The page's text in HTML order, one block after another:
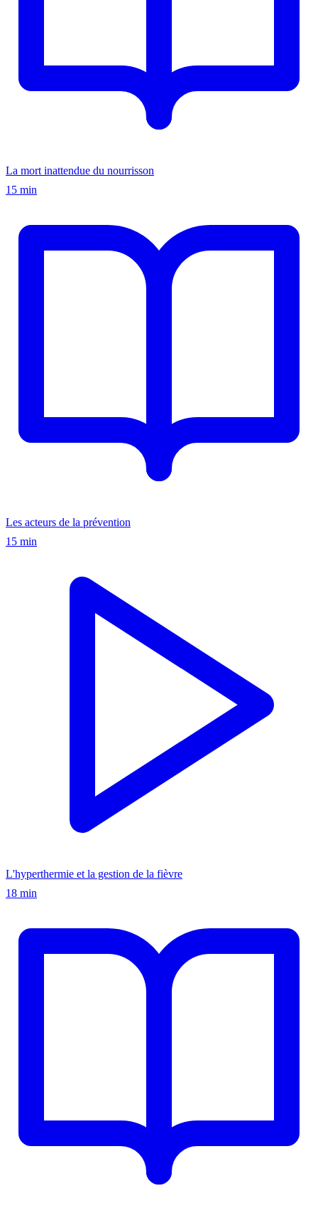
La mort inattendue du nourrisson
15 min
Les acteurs de la prévention
15 min
L'hyperthermie et la gestion de la fièvre
18 min